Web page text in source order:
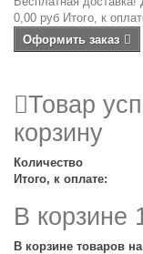
0,00 руб Итого, к
Оформить заказ
Товар
корзину
Количество
Итого, к оплате:
В корзине
В корзине товаров